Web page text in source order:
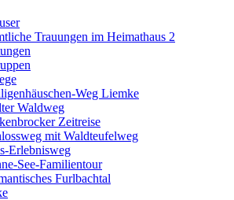
Trauungen im Heimathaus 2
Weg Liemke
Waldweg
Zeitreise
mit Waldteufelweg
Erlebnisweg
See-Familientour
Furlbachtal